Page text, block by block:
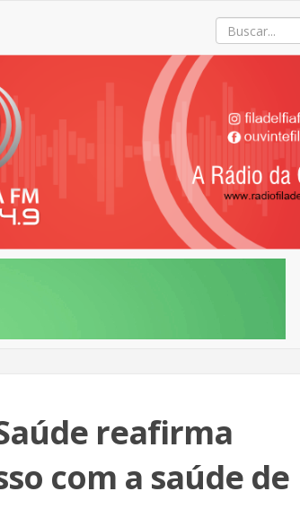
reafirma
com a saúde de